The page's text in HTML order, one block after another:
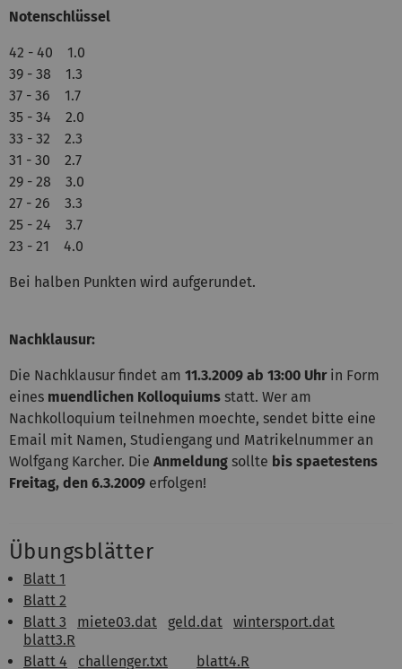
Notenschlüssel
42 - 40 1.0
39 - 38 1.3
37 - 36 1.7
35 - 34 2.0
33 - 32 2.3
31 - 30 2.7
29 - 28 3.0
27 - 26 3.3
25 - 24 3.7
23 - 21 4.0
Bei halben Punkten wird aufgerundet.
Nachklausur:
Die Nachklausur findet am 11.3.2009 ab 13:00 Uhrin Form
eines muendlichen Kolloquiums statt. Wer am
Nachkolloquium teilnehmen moechte, sendet bitte eine
Email mit Namen, Studiengang und Matrikelnummer an
Wolfgang Karcher. Die Anmeldung sollte bis spaetestens
Freitag, den 6.3.2009 erfolgen!
Übungsblätter
Blatt 1
Blatt 2
Blatt 3
miete03.dat geld.dat
wintersport.dat
blatt3.R
Blatt 4
challenger.txt blatt4.R